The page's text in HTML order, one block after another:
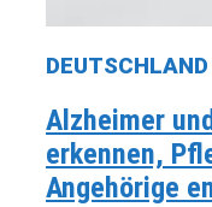
Alzheimer
erkennen,
Angehörige